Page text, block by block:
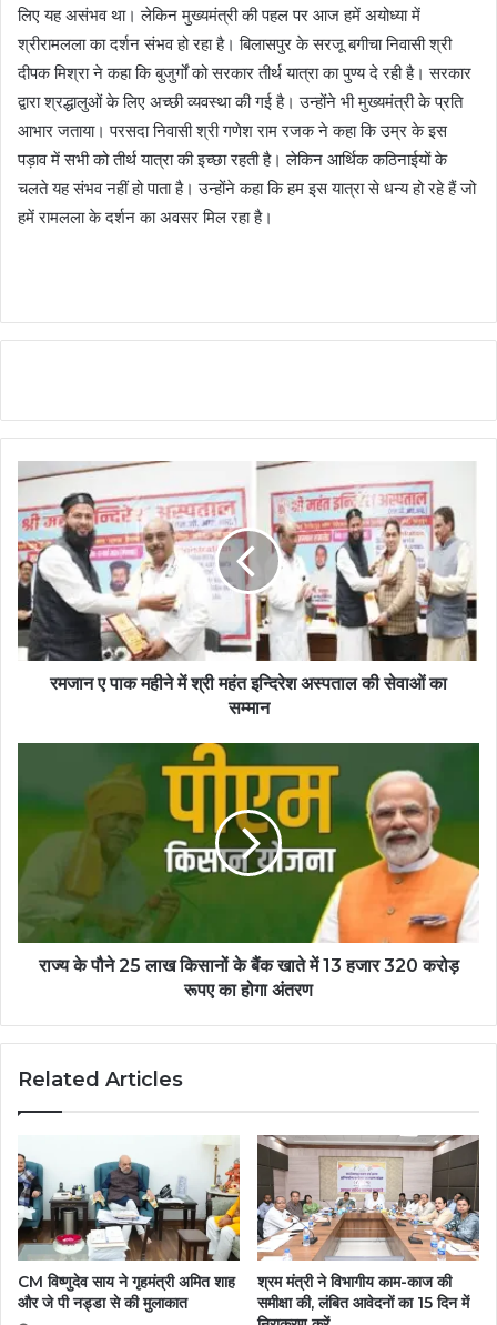
लिए यह असंभव था। लेकिन मुख्यमंत्री की पहल पर आज हमें अयोध्या में
श्रीरामलला का दर्शन संभव हो रहा है। बिलासपुर के सरजू बगीचा निवासी श्री
दीपक मिश्रा ने कहा कि बुजुर्गों को सरकार तीर्थ यात्रा का पुण्य दे रही है। सरकार
द्वारा श्रद्धालुओं के लिए अच्छी व्यवस्था की गई है। उन्होंने भी मुख्यमंत्री के प्रति
आभार जताया। परसदा निवासी श्री गणेश राम रजक ने कहा कि उम्र के इस
पड़ाव में सभी को तीर्थ यात्रा की इच्छा रहती है। लेकिन आर्थिक कठिनाईयों के
चलते यह संभव नहीं हो पाता है। उन्होंने कहा कि हम इस यात्रा से धन्य हो रहे हैं जो
हमें रामलला के दर्शन का अवसर मिल रहा है।
रमजान ए पाक महीने में श्री महंत इन्दिरेश अस्पताल की सेवाओं का
सम्मान
राज्य के पौने 25 लाख किसानों के बैंक खाते में 13 हजार 320 करोड़
रूपए का होगा अंतरण
Related Articles
CM विष्णुदेव साय ने गृहमंत्री अमित शाह
और जे पी नड्डा से की मुलाकात
श्रम मंत्री ने विभागीय काम-काज की
समीक्षा की, लंबित आवेदनों का 15 दिन में